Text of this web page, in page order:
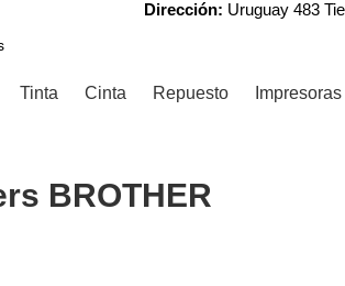
Dirección: Uruguay 483
Tinta Cinta Repuesto
BROTHER